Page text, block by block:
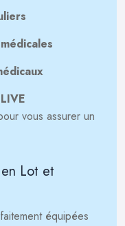
vous assurer un
Lot et
équipées